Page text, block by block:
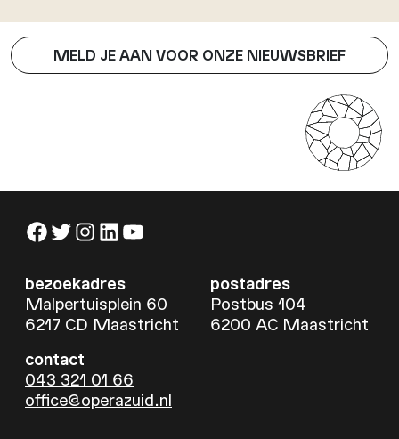
MELD JE AAN VOOR ONZE NIEUWSBRIEF
Facebook
Twitter
Instagram
LinkedIn
YouTube
bezoekadres
Malpertuisplein 60
6217 CD Maastricht
postadres
Postbus 104
6200 AC Maastricht
contact
043 321 01 66
office@operazuid.nl